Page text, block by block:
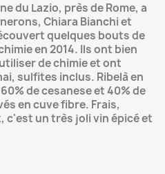
du Lazio, près de Rome, a
Chiara Bianchi et
quelques bouts de
en 2014. Ils ont bien
de chimie et ont
sulfites inclus. Ribelà en
de cesanese et 40% de
en cuve fibre. Frais,
c'est un très joli vin épicé et